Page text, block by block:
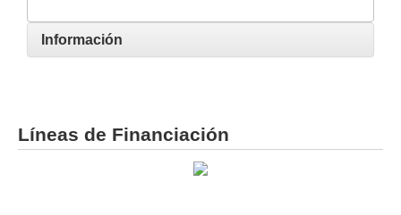
Información
Líneas de Financiación